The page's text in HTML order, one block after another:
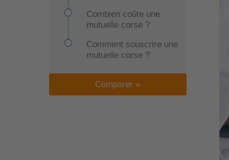
Combien coûte une
mutuelle corse ?
Comment souscrire une
mutuelle corse ?
Comparer »